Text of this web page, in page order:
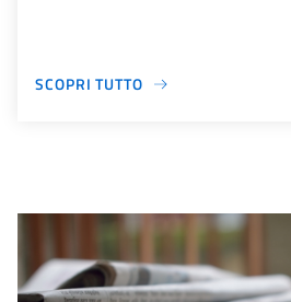
SCOPRI TUTTO